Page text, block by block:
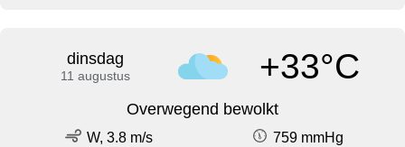
dinsdag
11 augustus +33°C
Overwegend bewolkt
W, 3.8 m/s
759 mmHg